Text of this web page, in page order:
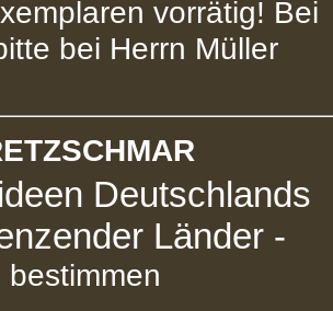
vorrätig! Bei
bei Herrn Müller
Deutschlands
Länder -